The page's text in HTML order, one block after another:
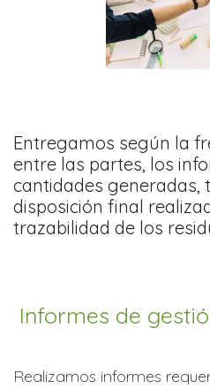
Entregamos según la
entre las partes, los
cantidades
disposición final
trazabilidad de los
Informes de
Realizamos informes